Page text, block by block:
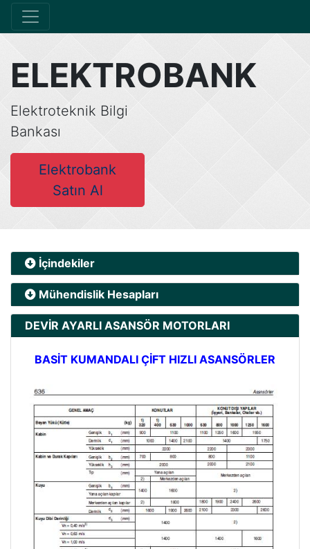
ELEKTROBANK
Elektroteknik Bilgi
Bankası
Elektrobank
Satın Al
İçindekiler
Mühendislik Hesapları
DEVİR AYARLI ASANSÖR MOTORLARI
BASİT KUMANDALI ÇİFT HIZLI ASANSÖRLER